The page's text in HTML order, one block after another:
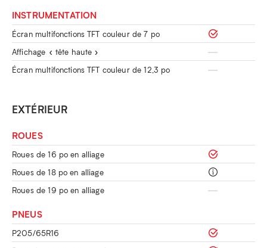
INSTRUMENTATION
Écran multifonctions TFT couleur de 7 po
Affichage « tête haute »
Écran multifonctions TFT couleur de 12,3 po
EXTÉRIEUR
ROUES
Roues de 16 po en alliage
Roues de 18 po en alliage
Roues de 19 po en alliage
PNEUS
P205/65R16